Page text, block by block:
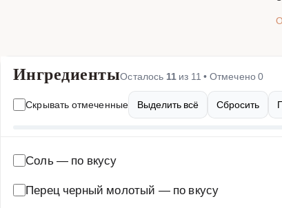
ИнгредиентыОсталось 11 из 11 • Отмечено0
Скрывать отмеченные Выделить всё Сбросить
Соль — по вкусу
Перец черный молотый — по вкусу